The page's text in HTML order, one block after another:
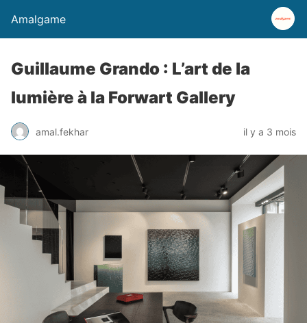
Amalgame
Guillaume Grando : L’art de la
lumière à la Forwart Gallery
amal.fekhar il y a 3 mois